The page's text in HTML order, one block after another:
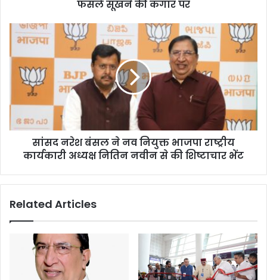
फसले सूखने की कगार पर
सांसद नरेश बंसल ने नव नियुक्त भाजपा राष्ट्रीय
कार्यकारी अध्यक्ष नितिन नवीन से की शिष्टाचार भेंट
Related Articles